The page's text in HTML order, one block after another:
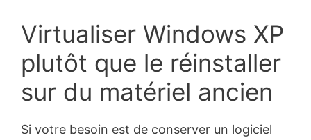
Virtualiser Windows XP
plutôt que le réinstaller
sur du matériel ancien
Si votre besoin est de conserver un logiciel